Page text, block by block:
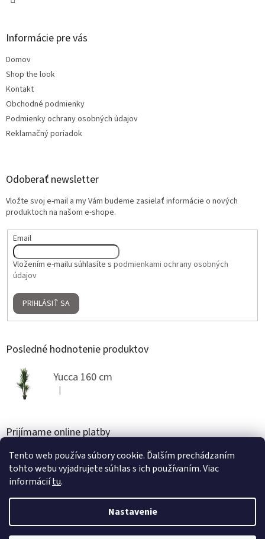
Tento web používa súbory cookie. Ďalším prechádzaním
tohto webu vyjadrujete súhlas s ich používaním. Viac
informáciítu.
Nastavenie
Informácie pre vás
Domov
Shop the look
Kontakt
Obchodné podmienky
Podmienky ochrany osobných údajov
Reklamačný poriadok
Odoberať newsletter
Vložte svoj e-mail a my Vám budeme zasielať informácie o nových
produktoch na našom e-shope.
Email
Vložením e-mailu súhlasíte s podmienkami ochrany osobných
údajov
PRIHLÁSIŤ SA
Posledné hodnotenie produktov
Yucca 160 cm
Hodnotenie produktu je 5 z 5 hviezdičiek.
|
Prijímame online platby
Vytvoril Shoptet